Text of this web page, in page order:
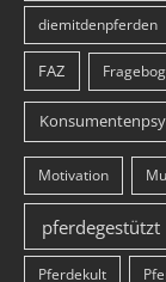
diemitdenpferden
FAZ
Motivation
pferdegestützt
Pferdekult